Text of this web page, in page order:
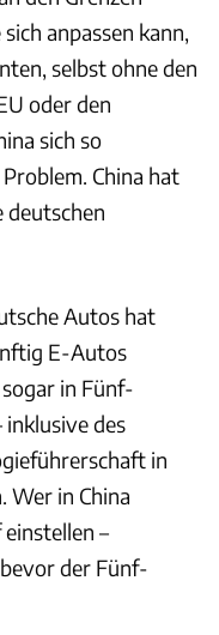
anpassen kann,
selbst ohne den
oder den
sich so
China hat
Autos hat
E-Autos
in Fünf-
inklusive des
in
Wer in China
–
der Fünf-